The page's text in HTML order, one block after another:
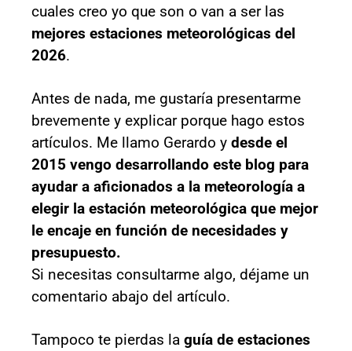
cuales creo yo que son o van a ser las
mejores estaciones meteorológicas del
2026.
Antes de nada, me gustaría presentarme
brevemente y explicar porque hago estos
artículos. Me llamo Gerardo y desde el
2015 vengo desarrollando este blog para
ayudar a aficionados a la meteorología a
elegir la estación meteorológica que mejor
le encaje en función de necesidades y
presupuesto.
Si necesitas consultarme algo, déjame un
comentario abajo del artículo.
Tampoco te pierdas la guía de estaciones